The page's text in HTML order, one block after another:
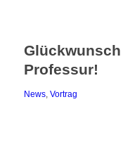
Professur!
News, Vortrag